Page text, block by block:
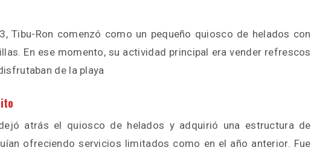
Tibu-Ron comenzó como un pequeño quiosco de helados con
En ese momento, su actividad principal era vender refrescos
de la playa
atrás el quiosco de helados y adquirió una estructura de
ofreciendo servicios limitados como en el año anterior. Fue